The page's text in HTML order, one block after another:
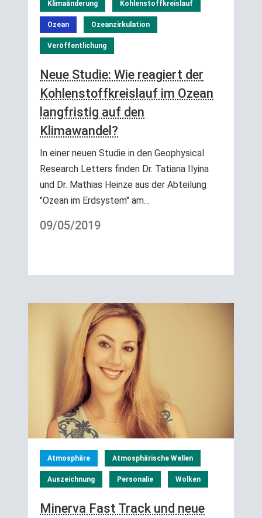
Klimaänderung Kohlenstoffkreislauf
Ozean Ozeanzirkulation
Veröffentlichung
Neue Studie: Wie reagiert der
Kohlenstoffkreislauf im Ozean
langfristig auf den
Klimawandel?
In einer neuen Studie in den Geophysical
Research Letters finden Dr. Tatiana Ilyina
und Dr. Mathias Heinze aus der Abteilung
"Ozean im Erdsystem" am…
09/05/2019
Atmosphäre Atmosphärische Wellen
Auszeichnung Personalie Wolken
Minerva Fast Track und neue